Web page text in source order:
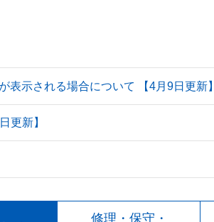
示される場合について 【4月9日更新】
更新】
修理・保守・